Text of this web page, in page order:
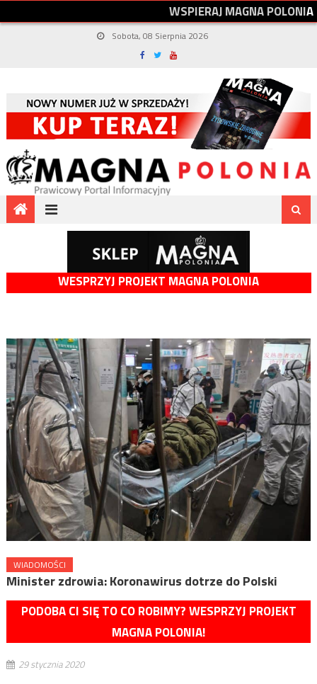
WSPIERAJMAGNAPOLONIA
Sobota, 08 Sierpnia 2026
WESPRZYJ PROJEKT MAGNA POLONIA
WIADOMOŚCI
Minister zdrowia: Koronawirus dotrze do Polski
PODOBA CI SIĘ TO CO ROBIMY? WESPRZYJ PROJEKT
MAGNA POLONIA!
29 stycznia 2020